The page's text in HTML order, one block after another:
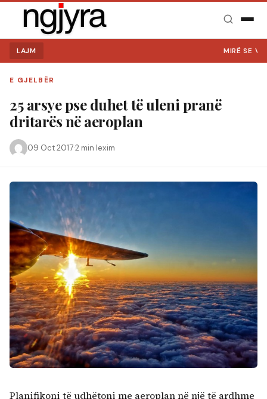
LAJM MIRË SE VINI NË
E GJELBËR
25 arsye pse duhet të uleni pranë
dritarës në aeroplan
09 Oct 2017·2 min lexim
Planifikoni të udhëtoni me aeroplan në një të ardhme